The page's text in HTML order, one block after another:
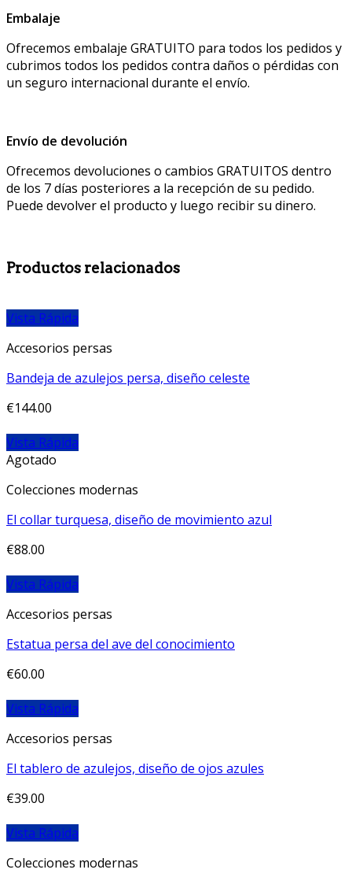
Embalaje
Ofrecemos embalaje GRATUITO para todos los pedidos y
cubrimos todos los pedidos contra daños o pérdidas con
un seguro internacional durante el envío.
Envío de devolución
Ofrecemos devoluciones o cambios GRATUITOS dentro
de los 7 días posteriores a la recepción de su pedido.
Puede devolver el producto y luego recibir su dinero.
Productos relacionados
Vista Rápida
Accesorios persas
Bandeja de azulejos persa, diseño celeste
€144.00
Vista Rápida
Agotado
Colecciones modernas
El collar turquesa, diseño de movimiento azul
€88.00
Vista Rápida
Accesorios persas
Estatua persa del ave del conocimiento
€60.00
Vista Rápida
Accesorios persas
El tablero de azulejos, diseño de ojos azules
€39.00
Vista Rápida
Colecciones modernas